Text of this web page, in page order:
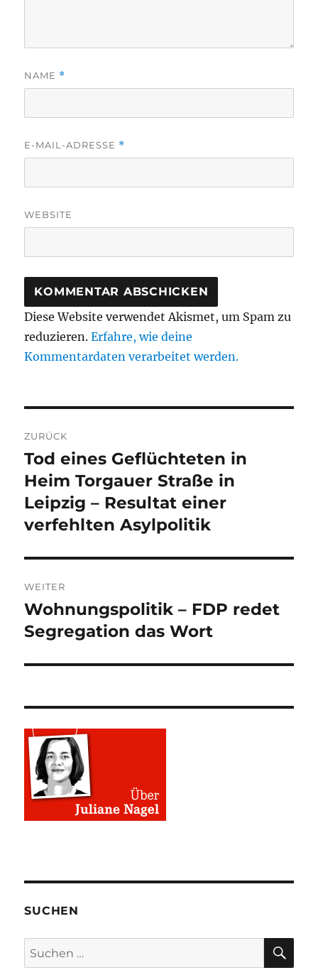
NAME *
E-MAIL-ADRESSE *
WEBSITE
Diese Website verwendet Akismet, um Spam zu
reduzieren.Erfahre, wie deine
Kommentardaten verarbeitet werden.
ZURÜCK
Vorheriger
Beitrag:
Tod eines Geflüchteten in
Heim Torgauer Straße in
Leipzig – Resultat einer
verfehlten Asylpolitik
WEITER
Nächster
Beitrag:
Wohnungspolitik – FDP redet
Segregation das Wort
SUCHEN
Suchen
nach: